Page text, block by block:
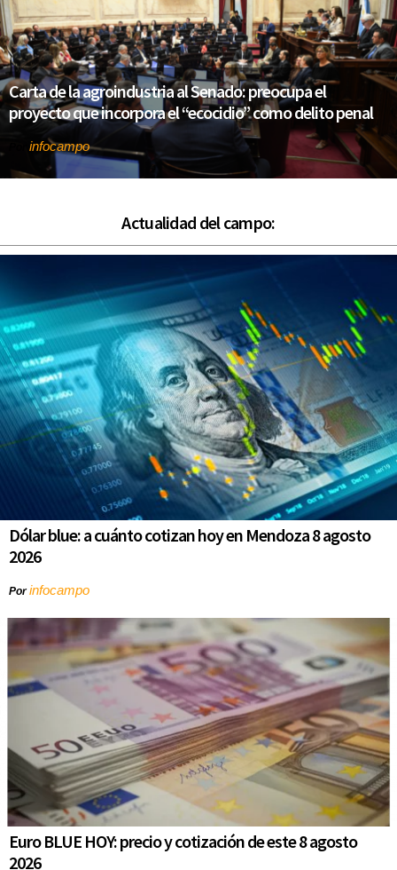
Carta de la agroindustria al Senado: preocupa el
proyecto que incorpora el “ecocidio” como delito penal
infocampo
Actualidad del campo:
Dólar blue: a cuánto cotizan hoy en Mendoza 8 agosto
2026
Porinfocampo
Euro BLUE HOY: precio y cotización de este 8 agosto
2026